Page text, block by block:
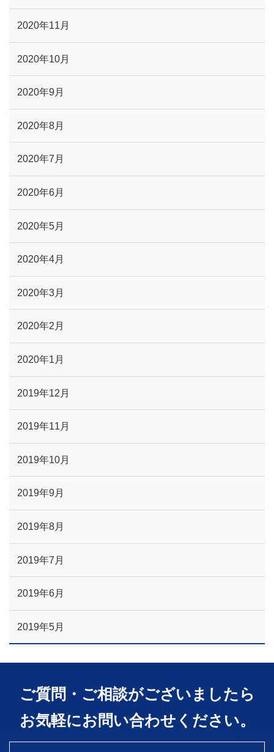
2020年11月
2020年10月
2020年9月
2020年8月
2020年7月
2020年6月
2020年5月
2020年4月
2020年3月
2020年2月
2020年1月
2019年12月
2019年11月
2019年10月
2019年9月
2019年8月
2019年7月
2019年6月
2019年5月
ご質問・ご相談がございましたら
お気軽にお問い合わせください。